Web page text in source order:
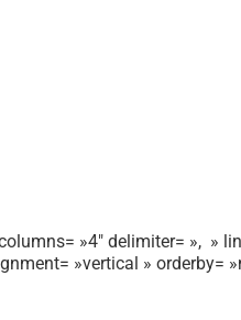
»4″ delimiter= », »
»vertical » orderby=